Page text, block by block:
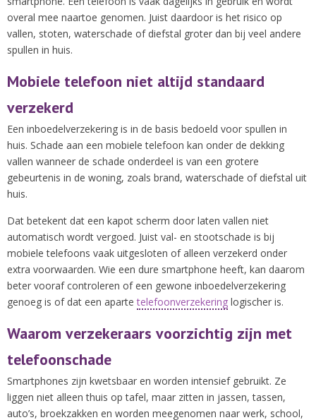
overal mee naartoe genomen. Juist daardoor is het risico op
vallen, stoten, waterschade of diefstal groter dan bij veel andere
spullen in huis.
Mobiele telefoon niet altijd standaard
verzekerd
Een inboedelverzekering is in de basis bedoeld voor spullen in
huis. Schade aan een mobiele telefoon kan onder de dekking
vallen wanneer de schade onderdeel is van een grotere
gebeurtenis in de woning, zoals brand, waterschade of diefstal uit
huis.
Dat betekent dat een kapot scherm door laten vallen niet
automatisch wordt vergoed. Juist val- en stootschade is bij
mobiele telefoons vaak uitgesloten of alleen verzekerd onder
extra voorwaarden. Wie een dure smartphone heeft, kan daarom
beter vooraf controleren of een gewone inboedelverzekering
genoeg is of dat een apartetelefoonverzekering logischer is.
Waarom verzekeraars voorzichtig zijn met
telefoonschade
Smartphones zijn kwetsbaar en worden intensief gebruikt. Ze
liggen niet alleen thuis op tafel, maar zitten in jassen, tassen,
auto’s, broekzakken en worden meegenomen naar werk, school,